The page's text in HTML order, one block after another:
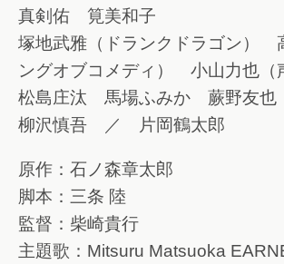
真剣佑 筧美和子
塚地武雅（ドランクドラゴン）
ングオブコメディ） 小山力也（
松島庄汰 馬場ふみか 蕨野友也
柳沢慎吾 ／ 片岡鶴太郎
原作：石ノ森章太郎
脚本：三条 陸
監督：柴崎貴行
主題歌：Mitsuru Matsuoka